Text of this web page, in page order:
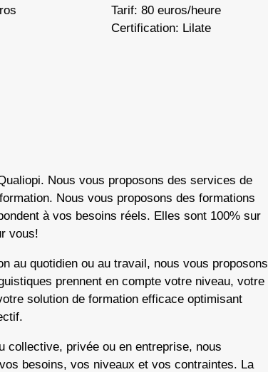
Tarif: 80 euros/heure
Certification: Lilate
Nous vous proposons des services de
Nous vous proposons des formations
à vos besoins réels. Elles sont 100% sur
vous!
au quotidien ou au travail, nous vous proposons
prennent en compte votre niveau, votre
solution de formation efficace optimisant
collective, privée ou en entreprise, nous
besoins, vos niveaux et vos contraintes. La